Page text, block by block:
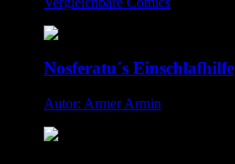
Nosferatu´s Einschlafhilfe
Autor: Armer Armin